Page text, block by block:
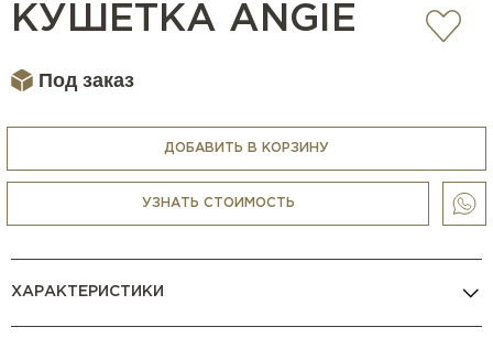
КУШЕТКА ANGIE
Под заказ
ДОБАВИТЬ В КОРЗИНУ
УЗНАТЬ СТОИМОСТЬ
ХАРАКТЕРИСТИКИ